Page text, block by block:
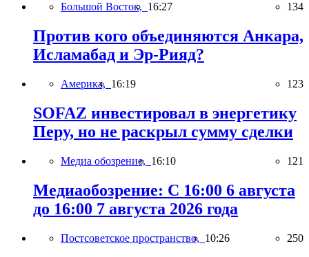
Большой Восток, 16:27 134
Против кого объединяются Анкара,
Исламабад и Эр-Рияд?
Америка, 16:19 123
SOFAZ инвестировал в энергетику
Перу, но не раскрыл сумму сделки
Медиа обозрение, 16:10 121
Медиаобозрение: С 16:00 6 августа
до 16:00 7 августа 2026 года
Постсоветское пространство, 10:26 250